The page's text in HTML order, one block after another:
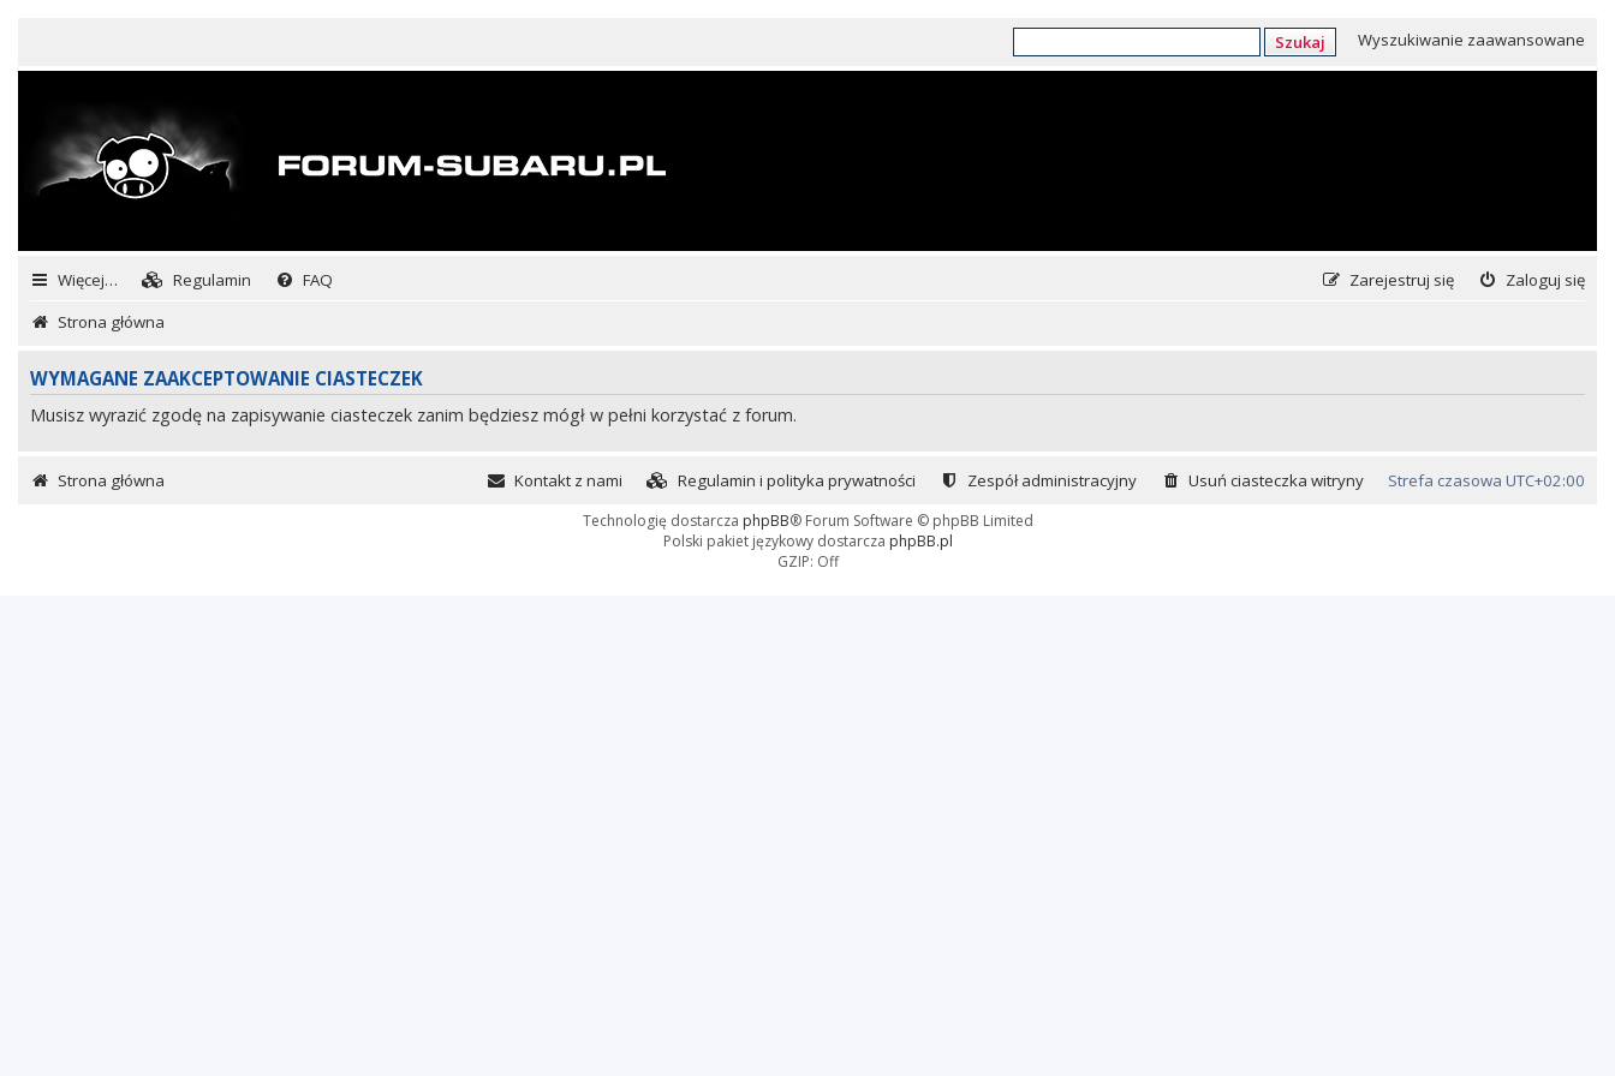
Szukaj Wyszukiwanie zaawansowane
Więcej… Regulamin FAQ Zaloguj się
Zarejestruj się
Strona główna
WYMAGANE ZAAKCEPTOWANIE CIASTECZEK
Musisz wyrazić zgodę na zapisywanie ciasteczek zanim będziesz mógł w pełni korzystać z forum.
Strona główna Strefa czasowa UTC+02:00
Usuń ciasteczka witryny
Zespół administracyjny
Regulamin i polityka prywatności
Kontakt z nami
Technologię dostarcza phpBB® Forum Software © phpBB Limited
Polski pakiet językowy dostarcza phpBB.pl
GZIP: Off